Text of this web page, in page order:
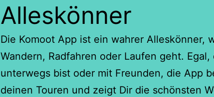
Alleskönner
Die Komoot App ist ein wahrer Alleskönner,
Wandern, Radfahren oder Laufen geht. Egal,
unterwegs bist oder mit Freunden, die App
deinen Touren und zeigt Dir die schönsten